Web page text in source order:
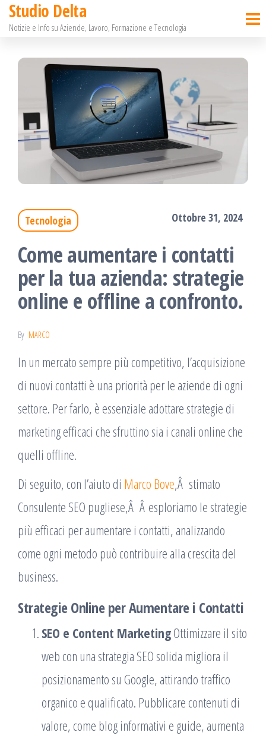
SaltaStudio Delta
Notizie e Info su Aziende, Lavoro, Formazione e Tecnologia
Tecnologia Ottobre 31, 2024
Come aumentare i contatti
per la tua azienda: strategie
online e offline a confronto.
By MARCO
In un mercato sempre più competitivo, l’acquisizione
di nuovi contatti è una priorità per le aziende di ogni
settore. Per farlo, è essenziale adottare strategie di
marketing efficaci che sfruttino sia i canali online che
quelli offline.
Di seguito, con l’aiuto di Marco Bove,Â stimato
Consulente SEO pugliese,Â Â esploriamo le strategie
più efficaci per aumentare i contatti, analizzando
come ogni metodo può contribuire alla crescita del
business.
Strategie Online per Aumentare i Contatti
SEO e Content MarketingOttimizzare il sito
web con una strategia SEO solida migliora il
posizionamento su Google, attirando traffico
organico e qualificato. Pubblicare contenuti di
valore, come blog informativi e guide, aumenta